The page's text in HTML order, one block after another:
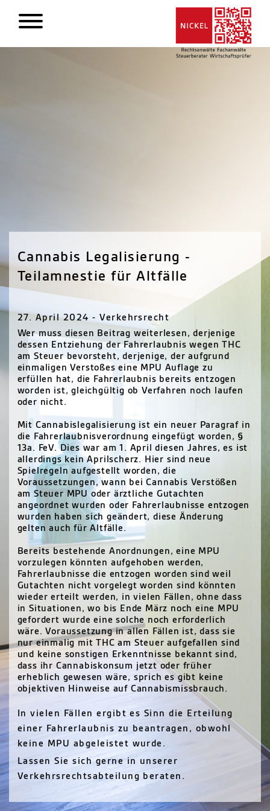
Cannabis Legalisierung -
Teilamnestie für Altfälle
27. April 2024 - Verkehrsrecht
Wer muss diesen Beitrag weiterlesen, derjenige
dessen Entziehung der Fahrerlaubnis wegen THC
am Steuer bevorsteht, derjenige, der aufgrund
einmaligen Verstoßes eine MPU Auflage zu
erfüllen hat, die Fahrerlaubnis bereits entzogen
worden ist, gleichgültig ob Verfahren noch laufen
oder nicht.
Mit Cannabislegalisierung ist ein neuer Paragraf in
die Fahrerlaubnisverordnung eingefügt worden, §
13a. FeV. Dies war am 1. April diesen Jahres, es ist
allerdings kein Aprilscherz. Hier sind neue
Spielregeln aufgestellt worden, die
Voraussetzungen, wann bei Cannabis Verstößen
am Steuer MPU oder ärztliche Gutachten
angeordnet wurden oder Fahrerlaubnisse entzogen
wurden haben sich geändert, diese Änderung
gelten auch für Altfälle.
Bereits bestehende Anordnungen, eine MPU
vorzulegen könnten aufgehoben werden,
Fahrerlaubnisse die entzogen worden sind weil
Gutachten nicht vorgelegt worden sind könnten
wieder erteilt werden, in vielen Fällen, ohne dass
in Situationen, wo bis Ende März noch eine MPU
gefordert wurde eine solche noch erforderlich
wäre. Voraussetzung in allen Fällen ist, dass sie
nur einmalig mit THC am Steuer aufgefallen sind
und keine sonstigen Erkenntnisse bekannt sind,
dass ihr Cannabiskonsum jetzt oder früher
erheblich gewesen wäre, sprich es gibt keine
objektiven Hinweise auf Cannabismissbrauch.
In vielen Fällen ergibt es Sinn die Erteilung
einer Fahrerlaubnis zu beantragen, obwohl
keine MPU abgeleistet wurde.
Lassen Sie sich gerne in unserer
Verkehrsrechtsabteilung beraten.